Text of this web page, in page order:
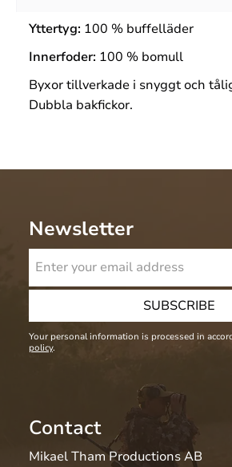
Yttertyg: 100 % buffelläder
Innerfoder: 100 % bomull
Byxor tillverkade i snyggt och
Dubbla bakfickor.
Newsletter
SUBSCRIBE
Your personal information is processed in
policy.
Contact
Mikael Tham Productions AB